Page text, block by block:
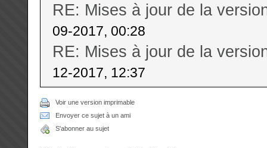
RE: Mises à jour de la
09-2017, 00:28
RE: Mises à jour de la
12-2017, 12:37
Voir une version imprimable
Envoyer ce sujet à un ami
S'abonner au sujet